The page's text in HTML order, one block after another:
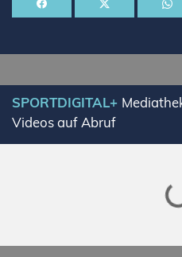
SPORTDIGITAL+
Videos auf Abruf